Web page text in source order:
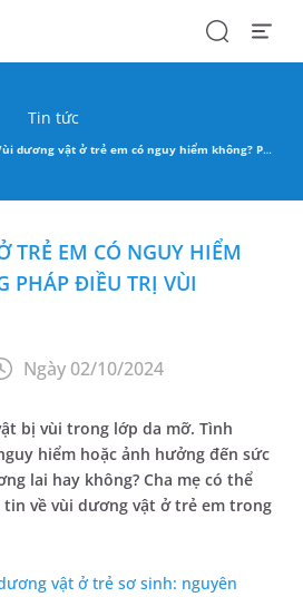
SearchOpen
Tin tức
dương vật ở trẻ em có nguy hiểm không? Phương pháp điều trị vùi dương vật
TRẺ EM CÓ NGUY HIỂM
PHÁP ĐIỀU TRỊ VÙI
Ngày 02/10/2024
bị vùi trong lớp da mỡ. Tình
hiểm hoặc ảnh hưởng đến sức
lai hay không? Cha mẹ có thể
về vùi dương vật ở trẻ em trong
vật ở trẻ sơ sinh: nguyên